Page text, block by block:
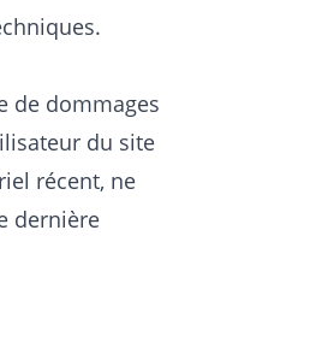
de dommages
du site
récent, ne
dernière